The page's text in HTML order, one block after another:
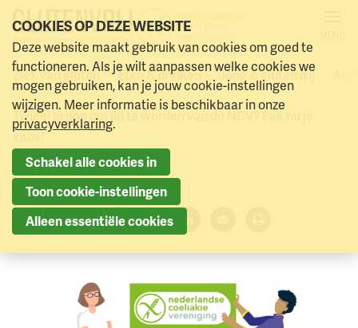
Naar menu Naar hoofdinhoud
Ziek van gluten Eten & drinken Jong & glutenvrij
Pak je kans! NCV-
lidmaatschap voor de helft!
Twijfel je nog om lid te worden van de NCV? Pak nu je
kans!
10 juli 2024
Deel dit artikel:
COOKIES OP DEZE WEBSITE
Deze website maakt gebruik van cookies om goed te
functioneren. Als je wilt aanpassen welke cookies we
mogen gebruiken, kan je jouw cookie-instellingen
wijzigen. Meer informatie is beschikbaar in onze
privacyverklaring.
Schakel alle cookies in
Toon cookie-instellingen
Alleen essentiële cookies